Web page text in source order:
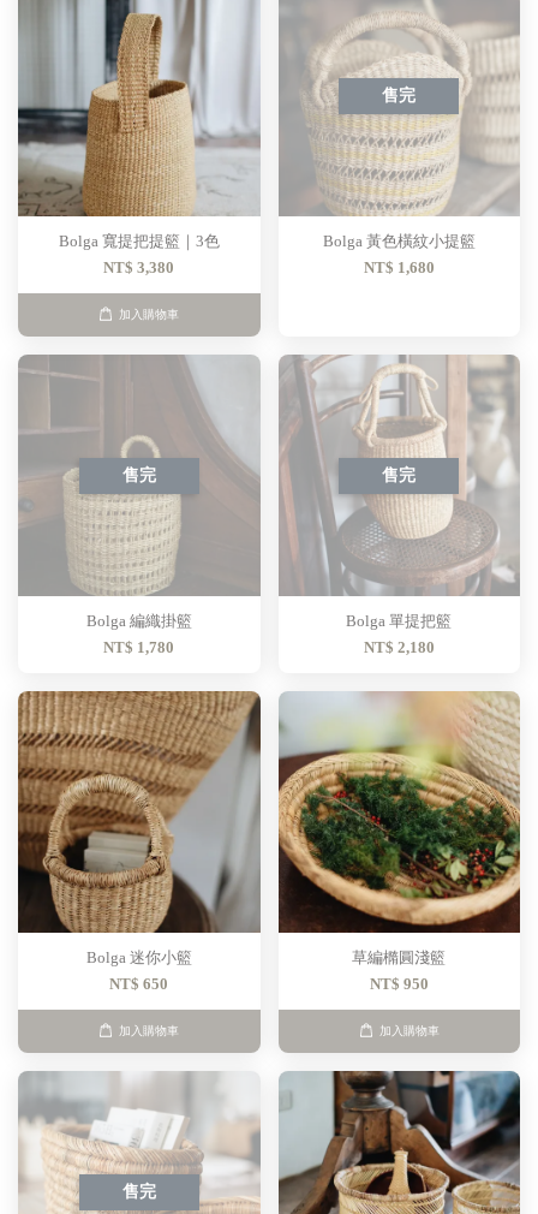
Bolga 寬提把提籃｜3色
NT$ 3,380
加入購物車
售完
Bolga 黃色橫紋小提籃
NT$ 1,680
售完
Bolga 編織掛籃
NT$ 1,780
售完
Bolga 單提把籃
NT$ 2,180
Bolga 迷你小籃
NT$ 650
加入購物車
草編橢圓淺籃
NT$ 950
加入購物車
售完